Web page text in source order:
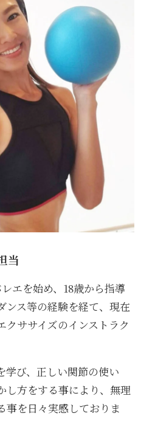
当
エを始め、18歳から指導
ンス等の経験を経て、現在
クササイズのインストラク
学び、正しい関節の使い
し方をする事により、無理
事を日々実感しておりま